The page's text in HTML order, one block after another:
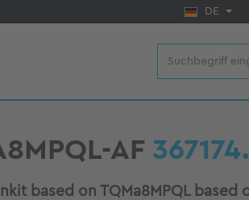
DE
AF
based on TQMa8MPQL based